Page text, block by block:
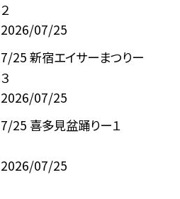
２
2026/07/25
7/25 新宿エイサーまつりー
３
2026/07/25
7/25 喜多見盆踊りー１
2026/07/25